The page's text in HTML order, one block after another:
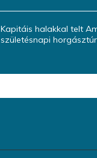
Kapitáis halakkal telt
születésnapi